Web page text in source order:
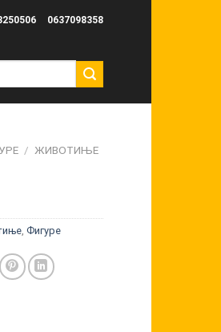
0637098358
/ ЖИВОТИЊЕ
Фигуре